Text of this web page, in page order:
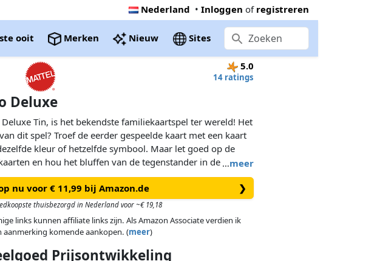
Nederland • Inloggen of registreren
ooit Merken Nieuw Sites
5.0
14 ratings
Deluxe
…meer
Deluxe Tin, is het bekendste familiekaartspel ter wereld! Het
dit spel? Troef de eerder gespeelde kaart met een kaart
kleur of hetzelfde symbool. Maar let goed op de
en hou het bluffen van de tegenstander in de gaten!
nu voor € 11,99 bij Amazon.de ❯
thuisbezorgd in Nederland voor ~€ 19,18
links kunnen affiliate links zijn. Als Amazon Associate verdien ik
aanmerking komende aankopen. (meer)
Prijsontwikkeling